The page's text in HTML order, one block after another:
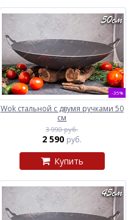
-35%
Wok стальной с двумя ручками 50
см
3 990 руб.
2 590 руб.
Купить